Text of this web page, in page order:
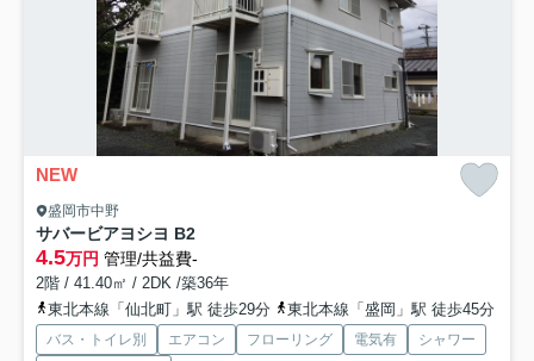
NEW
盛岡市中野
サバービアヨシヨ B2
4.5万円 管理/共益費-
2階 / 41.40㎡ / 2DK /築36年
東北本線「仙北町」駅 徒歩29分
東北本線「盛岡」駅 徒歩45分
バス・トイレ別 エアコン フローリング 電気有
シャワー